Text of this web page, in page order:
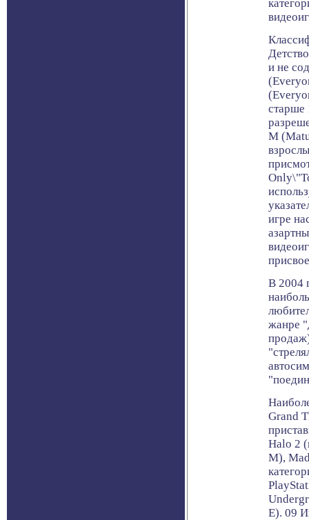
и не
старше
M
игре
В 2004
жанре
Grand
Halo 2
M),
E). 09